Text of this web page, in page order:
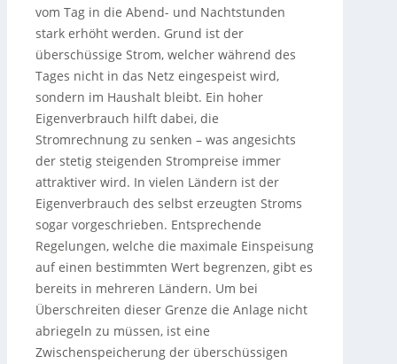
vom Tag in die Abend- und Nachtstunden
stark erhöht werden. Grund ist der
überschüssige Strom, welcher während des
Tages nicht in das Netz eingespeist wird,
sondern im Haushalt bleibt. Ein hoher
Eigenverbrauch hilft dabei, die
Stromrechnung zu senken – was angesichts
der stetig steigenden Strompreise immer
attraktiver wird. In vielen Ländern ist der
Eigenverbrauch des selbst erzeugten Stroms
sogar vorgeschrieben. Entsprechende
Regelungen, welche die maximale Einspeisung
auf einen bestimmten Wert begrenzen, gibt es
bereits in mehreren Ländern. Um bei
Überschreiten dieser Grenze die Anlage nicht
abriegeln zu müssen, ist eine
Zwischenspeicherung der überschüssigen